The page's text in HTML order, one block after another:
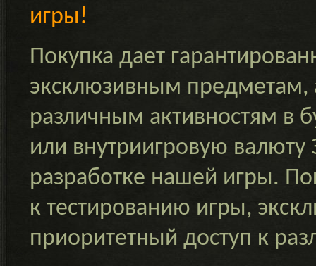
игры!
Покупка дает
эксклюзивным предметам,
различным активностям в
или внутриигровую
разработке нашей игры.
к тестированию игры,
приоритетный доступ к